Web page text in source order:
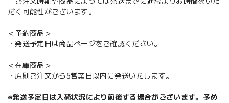
だく可能性がございます。
＜予約商品＞
・発送予定日は商品ページをご確認ください。
＜在庫商品＞
・原則ご注文から5営業日以内に発送いたします。
※発送予定日は入荷状況により前後する場合がございます。予め